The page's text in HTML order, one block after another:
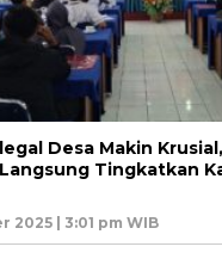
Desa Makin
Tingkatkan
2025 | 3:01 pm WIB